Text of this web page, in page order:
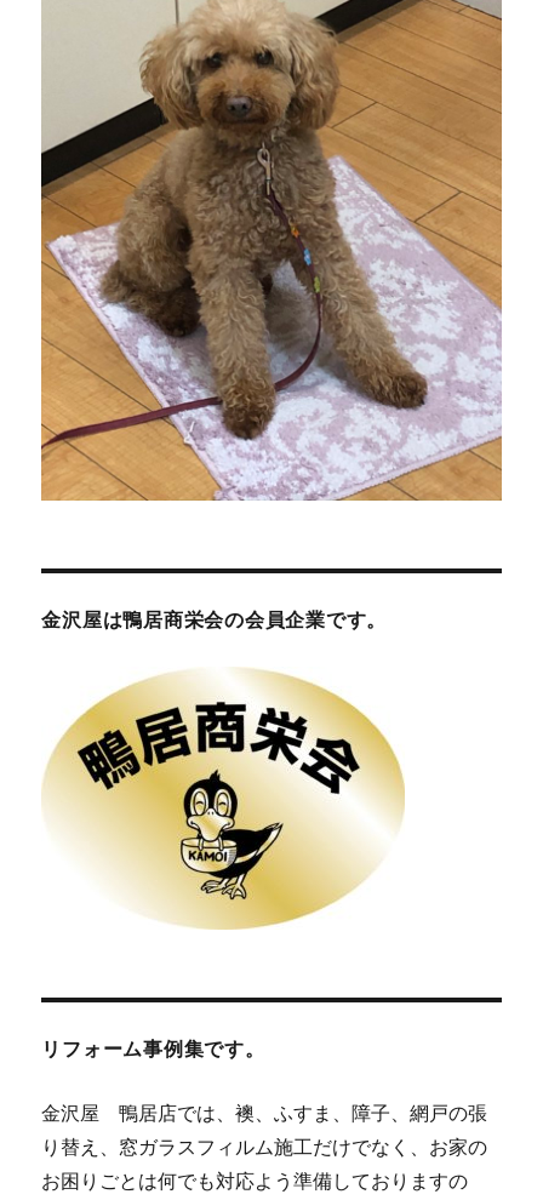
金沢屋は鴨居商栄会の会員企業です。
リフォーム事例集です。
金沢屋 鴨居店では、襖、ふすま、障子、網戸の張
り替え、窓ガラスフィルム施工だけでなく、お家の
お困りごとは何でも対応よう準備しておりますの